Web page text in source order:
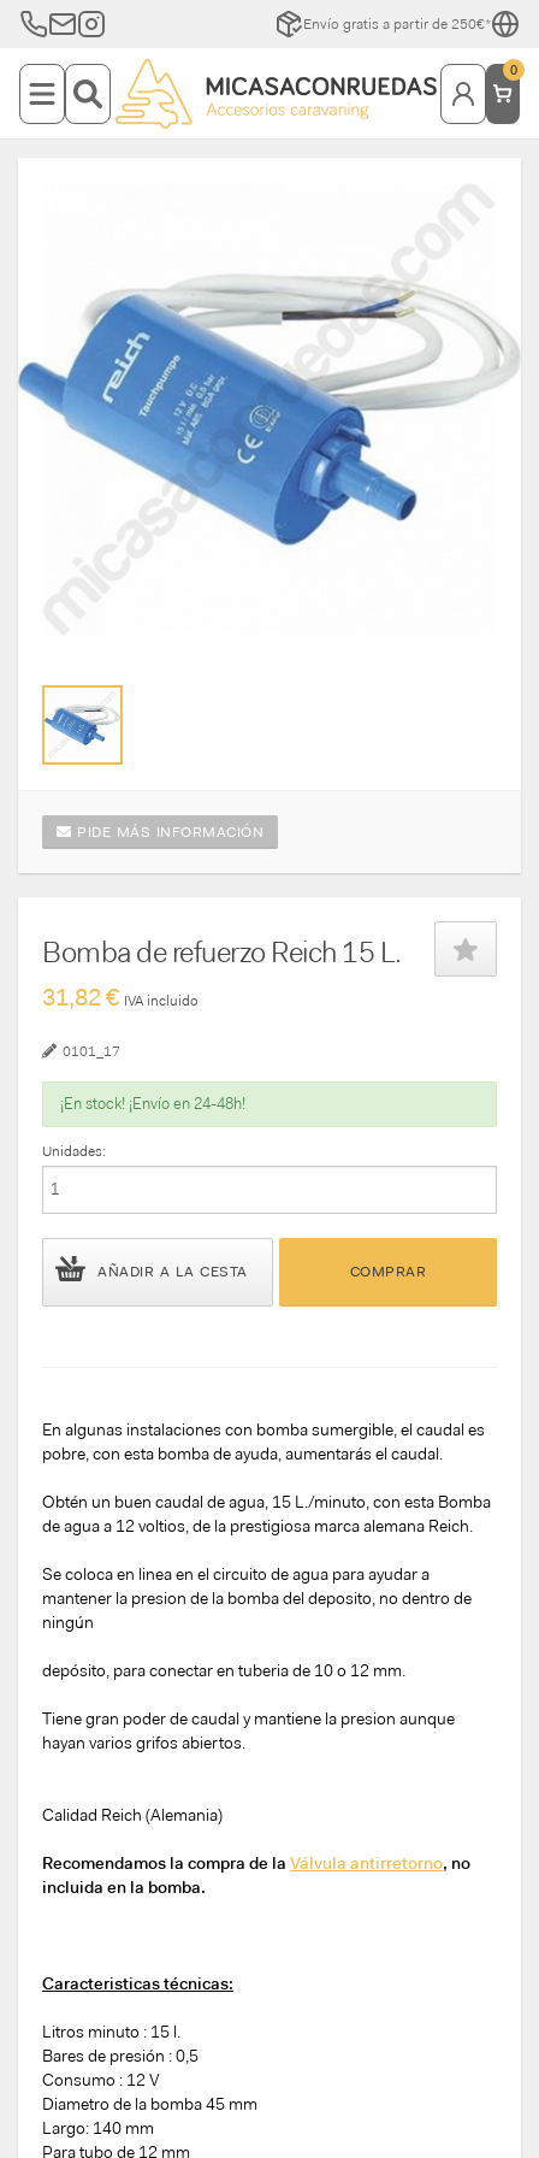
Envío gratis a partir de 250€*
0
PIDE MÁS INFORMACIÓN
Bomba de refuerzo Reich 15 L.
31,82 € IVA incluido
0101_17
¡En stock! ¡Envío en 24-48h!
Unidades:
AÑADIR A LA CESTA COMPRAR
En algunas instalaciones con bomba sumergible, el caudal es
pobre, con esta bomba de ayuda, aumentarás el caudal.
Obtén un buen caudal de agua, 15 L./minuto, con esta Bomba
de agua a 12 voltios, de la prestigiosa marca alemana Reich.
Se coloca en linea en el circuito de agua para ayudar a
mantener la presion de la bomba del deposito, no dentro de
ningún
depósito, para conectar en tuberia de 10 o 12 mm.
Tiene gran poder de caudal y mantiene la presion aunque
hayan varios grifos abiertos.
Calidad Reich (Alemania)
Recomendamos la compra de la Válvula antirretorno, no
incluida en la bomba.
Caracteristicas técnicas:
Litros minuto : 15 l.
Bares de presión : 0,5
Consumo : 12 V
Diametro de la bomba 45 mm
Largo: 140 mm
Para tubo de 12 mm